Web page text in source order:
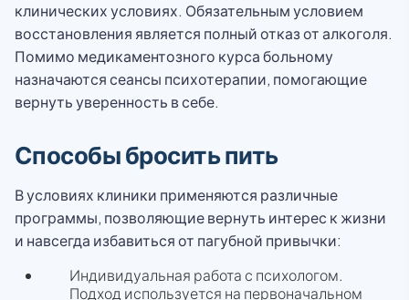
клинических условиях. Обязательным условием
восстановления является полный отказ от алкоголя.
Помимо медикаментозного курса больному
назначаются сеансы психотерапии, помогающие
вернуть уверенность в себе.
Способы бросить пить
В условиях клиники применяются различные
программы, позволяющие вернуть интерес к жизни
и навсегда избавиться от пагубной привычки:
Индивидуальная работа с психологом.
Подход используется на первоначальном